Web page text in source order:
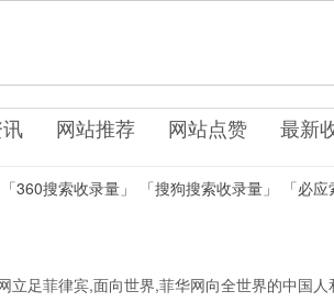
网站推荐 网站点赞 最新
「360搜索收录量」 「搜狗搜索收录量」
「必
足菲律宾,面向世界,菲华网向全世界的中国